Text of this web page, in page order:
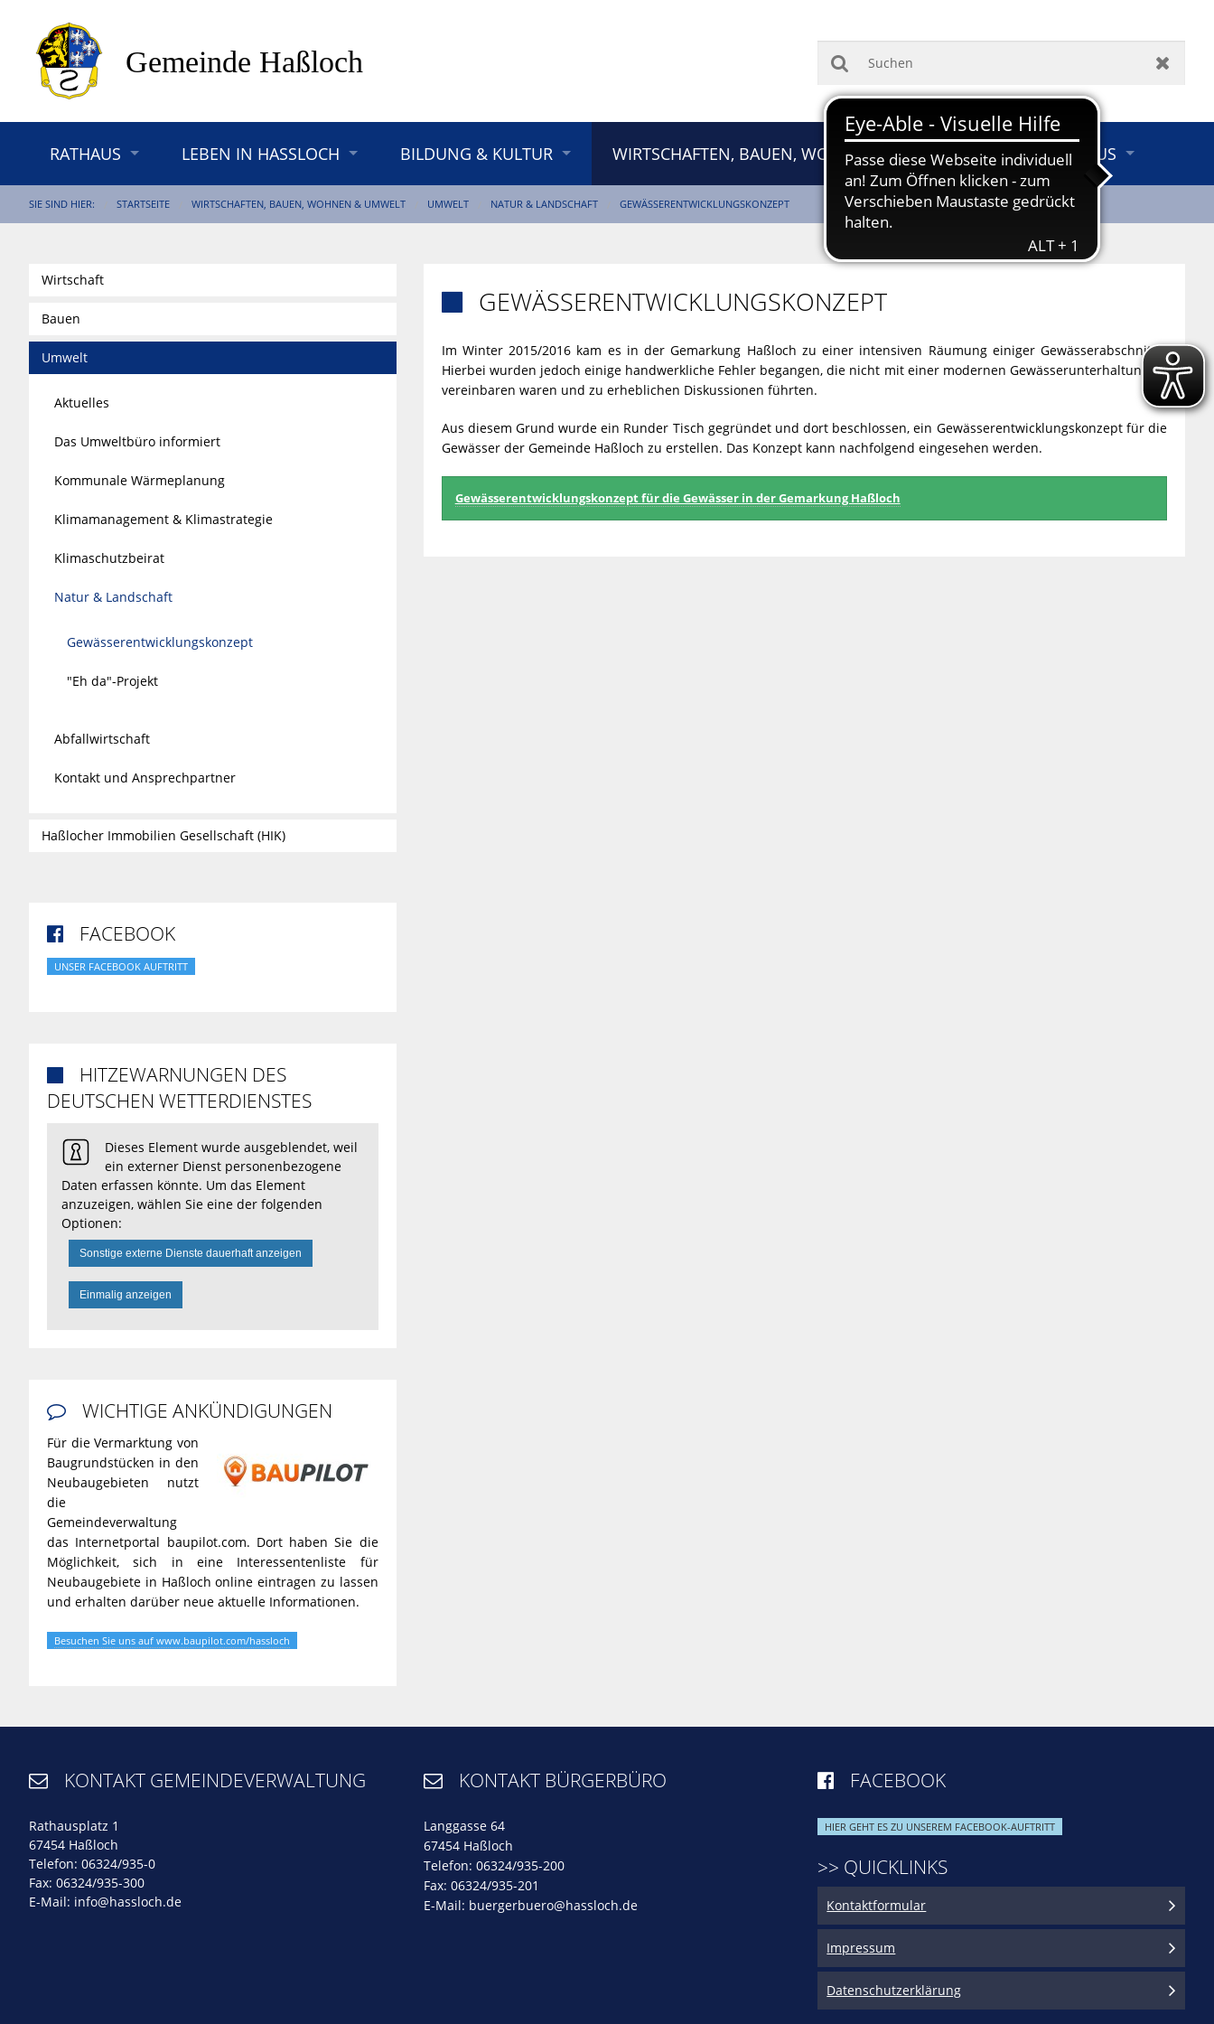
Suchen
RATHAUS LEBEN IN HASSLOCH BILDUNG & KULTUR WIRTSCHAFTEN, BAUEN, WOHNEN & UMWELT TOURISMUS
SIE SIND HIER: STARTSEITE WIRTSCHAFTEN, BAUEN, WOHNEN & UMWELT UMWELT NATUR & LANDSCHAFT GEWÄSSERENTWICKLUNGSKONZEPT
GEWÄSSERENTWICKLUNGSKONZEPT
Im Winter 2015/2016 kam es in der Gemarkung Haßloch zu einer intensiven Räumung einiger Gewässerabschnitte.
Hierbei wurden jedoch einige handwerkliche Fehler begangen, die nicht mit einer modernen Gewässerunterhaltung zu
vereinbaren waren und zu erheblichen Diskussionen führten.
Aus diesem Grund wurde ein Runder Tisch gegründet und dort beschlossen, ein Gewässerentwicklungskonzept für die
Gewässer der Gemeinde Haßloch zu erstellen. Das Konzept kann nachfolgend eingesehen werden.
Gewässerentwicklungskonzept für die Gewässer in der Gemarkung Haßloch
Wirtschaft
Bauen
Umwelt
Aktuelles
Das Umweltbüro informiert
Kommunale Wärmeplanung
Klimamanagement & Klimastrategie
Klimaschutzbeirat
Natur & Landschaft
Gewässerentwicklungskonzept
"Eh da"-Projekt
Abfallwirtschaft
Kontakt und Ansprechpartner
Haßlocher Immobilien Gesellschaft (HIK)
 FACEBOOK
UNSER FACEBOOK AUFTRITT
HITZEWARNUNGEN DES
DEUTSCHEN WETTERDIENSTES
Dieses Element wurde ausgeblendet, weil
ein externer Dienst personenbezogene
Daten erfassen könnte. Um das Element
anzuzeigen, wählen Sie eine der folgenden
Optionen:
Sonstige externe Dienste dauerhaft anzeigen
Einmalig anzeigen
 WICHTIGE ANKÜNDIGUNGEN
Für die Vermarktung von
Baugrundstücken in den
Neubaugebieten nutzt
die
Gemeindeverwaltung
das Internetportal baupilot.com. Dort haben Sie die
Möglichkeit, sich in eine Interessentenliste für
Neubaugebiete in Haßloch online eintragen zu lassen
und erhalten darüber neue aktuelle Informationen.
Besuchen Sie uns auf www.baupilot.com/hassloch
 KONTAKT GEMEINDEVERWALTUNG
Rathausplatz 1
67454 Haßloch
Telefon: 06324/935-0
Fax: 06324/935-300
E-Mail: info@hassloch.de
 KONTAKT BÜRGERBÜRO
Langgasse 64
67454 Haßloch
Telefon: 06324/935-200
Fax: 06324/935-201
E-Mail: buergerbuero@hassloch.de
 FACEBOOK
HIER GEHT ES ZU UNSEREM FACEBOOK-AUFTRITT
>> QUICKLINKS
Kontaktformular
Impressum
Datenschutzerklärung